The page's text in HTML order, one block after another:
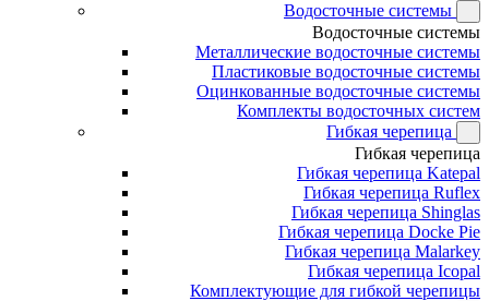
Водосточные системы
Водосточные системы
Металлические водосточные системы
Пластиковые водосточные системы
Оцинкованные водосточные системы
Комплекты водосточных систем
Гибкая черепица
Гибкая черепица
Гибкая черепица Katepal
Гибкая черепица Ruflex
Гибкая черепица Shinglas
Гибкая черепица Docke Pie
Гибкая черепица Malarkey
Гибкая черепица Icopal
Комплектующие для гибкой черепицы